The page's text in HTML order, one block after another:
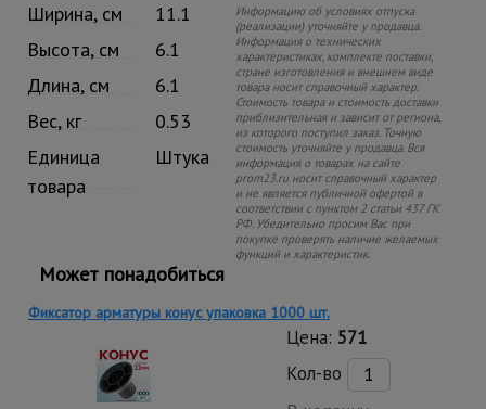
Ширина, см
11.1
Высота, см
6.1
Длина, см
6.1
Вес, кг
0.53
Единица
товара
Штука
Информацию об условиях отпуска
(реализации) уточняйте у продавца.
Информация о технических
характеристиках, комплекте поставки,
стране изготовления и внешнем виде
товара носит справочный характер.
Стоимость товара и стоимость доставки
приблизительная и зависит от региона,
из которого поступил заказ. Точную
стоимость уточняйте у продавца. Вся
информация о товарах на сайте
prom23.ru носит справочный характер
и не является публичной офертой в
соответствии с пунктом 2 статьи 437 ГК
РФ. Убедительно просим Вас при
покупке проверять наличие желаемых
функций и характеристик.
Может понадобиться
Фиксатор арматуры конус упаковка 1000 шт.
Цена: 571
Кол-во